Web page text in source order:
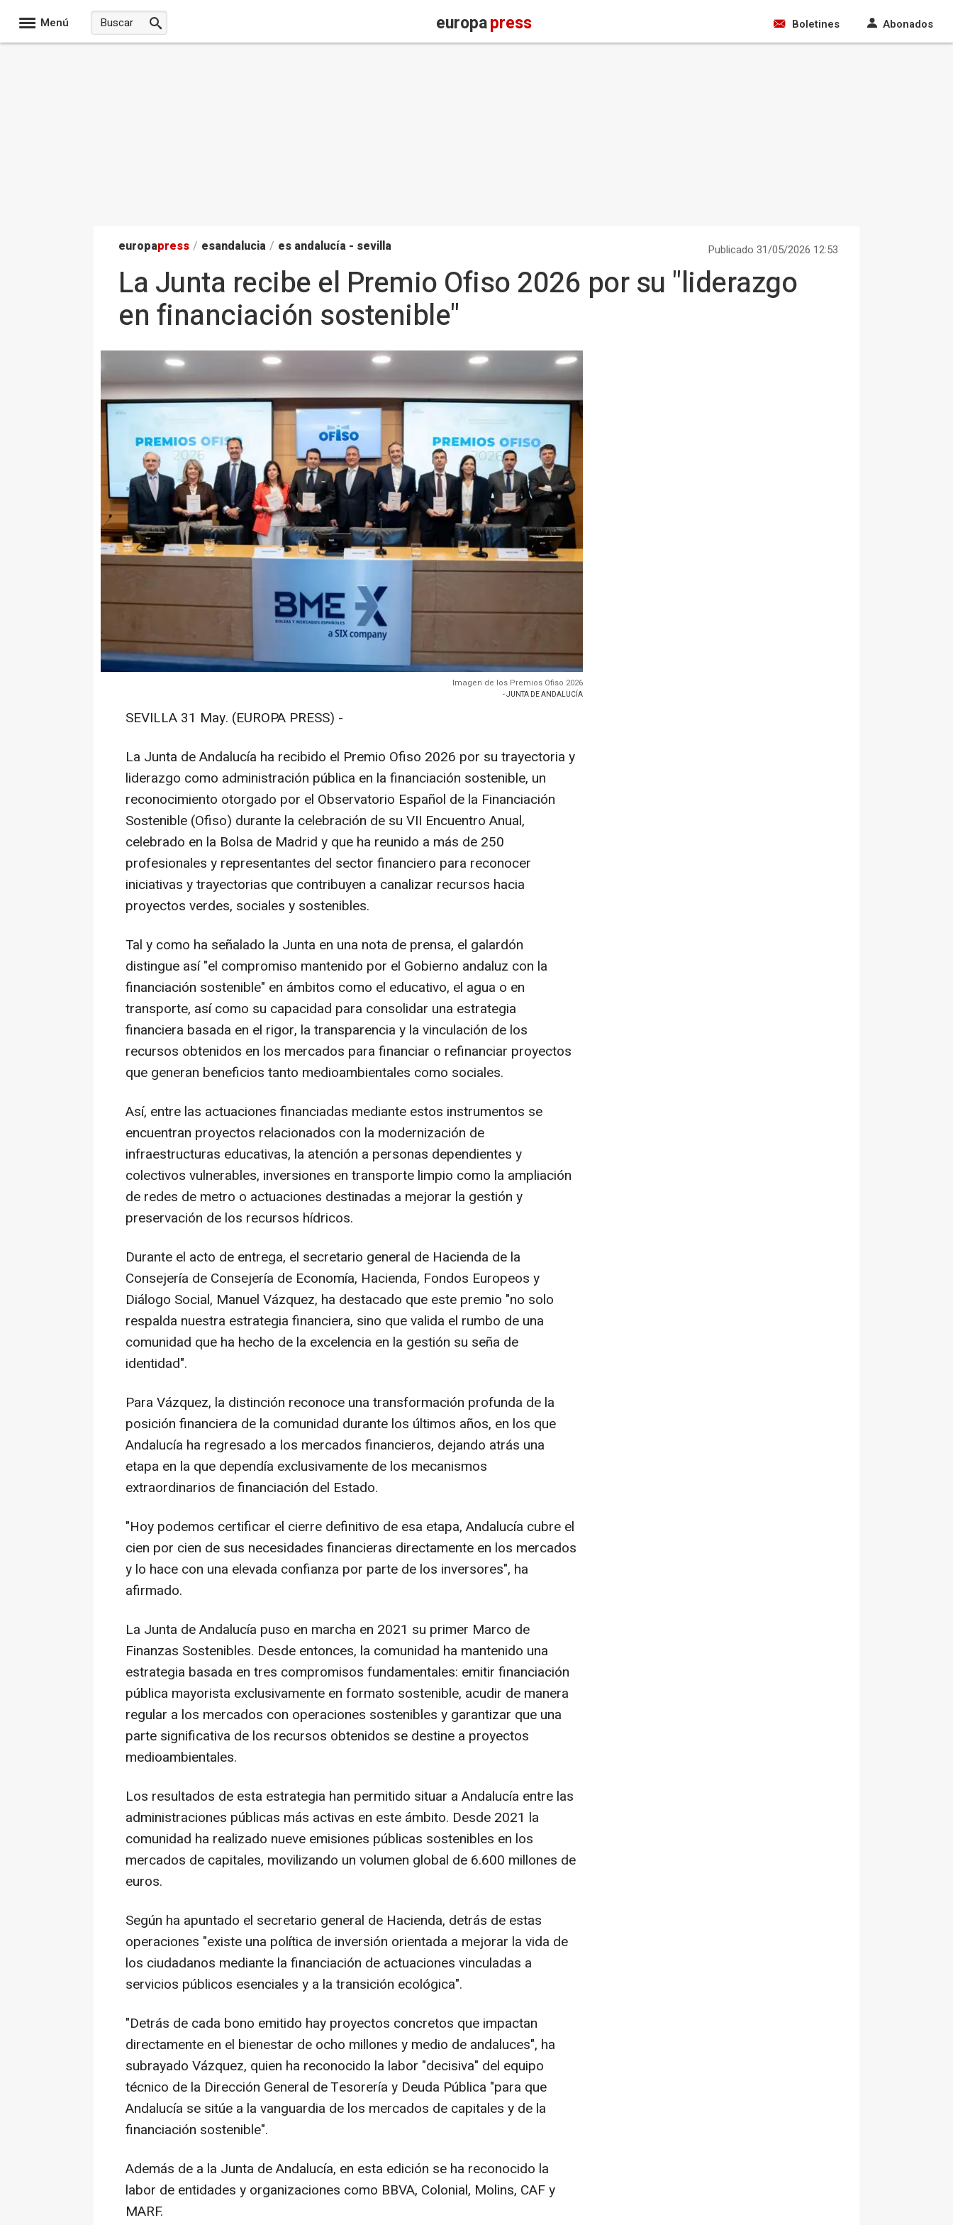
Menú europapress Boletines Abonados
europapress / esandalucia / es andalucía - sevilla Publicado 31/05/2026 12:53
La Junta recibe el Premio Ofiso 2026 por su "liderazgo
en financiación sostenible"
Imagen de los Premios Ofiso 2026
- JUNTA DE ANDALUCÍA
SEVILLA 31 May. (EUROPA PRESS) -
La Junta de Andalucía ha recibido el Premio Ofiso 2026 por su trayectoria y
liderazgo como administración pública en la financiación sostenible, un
reconocimiento otorgado por el Observatorio Español de la Financiación
Sostenible (Ofiso) durante la celebración de su VII Encuentro Anual,
celebrado en la Bolsa de Madrid y que ha reunido a más de 250
profesionales y representantes del sector financiero para reconocer
iniciativas y trayectorias que contribuyen a canalizar recursos hacia
proyectos verdes, sociales y sostenibles.
Tal y como ha señalado la Junta en una nota de prensa, el galardón
distingue así "el compromiso mantenido por el Gobierno andaluz con la
financiación sostenible" en ámbitos como el educativo, el agua o en
transporte, así como su capacidad para consolidar una estrategia
financiera basada en el rigor, la transparencia y la vinculación de los
recursos obtenidos en los mercados para financiar o refinanciar proyectos
que generan beneficios tanto medioambientales como sociales.
Así, entre las actuaciones financiadas mediante estos instrumentos se
encuentran proyectos relacionados con la modernización de
infraestructuras educativas, la atención a personas dependientes y
colectivos vulnerables, inversiones en transporte limpio como la ampliación
de redes de metro o actuaciones destinadas a mejorar la gestión y
preservación de los recursos hídricos.
Durante el acto de entrega, el secretario general de Hacienda de la
Consejería de Consejería de Economía, Hacienda, Fondos Europeos y
Diálogo Social, Manuel Vázquez, ha destacado que este premio "no solo
respalda nuestra estrategia financiera, sino que valida el rumbo de una
comunidad que ha hecho de la excelencia en la gestión su seña de
identidad".
Para Vázquez, la distinción reconoce una transformación profunda de la
posición financiera de la comunidad durante los últimos años, en los que
Andalucía ha regresado a los mercados financieros, dejando atrás una
etapa en la que dependía exclusivamente de los mecanismos
extraordinarios de financiación del Estado.
"Hoy podemos certificar el cierre definitivo de esa etapa, Andalucía cubre el
cien por cien de sus necesidades financieras directamente en los mercados
y lo hace con una elevada confianza por parte de los inversores", ha
afirmado.
La Junta de Andalucía puso en marcha en 2021 su primer Marco de
Finanzas Sostenibles. Desde entonces, la comunidad ha mantenido una
estrategia basada en tres compromisos fundamentales: emitir financiación
pública mayorista exclusivamente en formato sostenible, acudir de manera
regular a los mercados con operaciones sostenibles y garantizar que una
parte significativa de los recursos obtenidos se destine a proyectos
medioambientales.
Los resultados de esta estrategia han permitido situar a Andalucía entre las
administraciones públicas más activas en este ámbito. Desde 2021 la
comunidad ha realizado nueve emisiones públicas sostenibles en los
mercados de capitales, movilizando un volumen global de 6.600 millones de
euros.
Según ha apuntado el secretario general de Hacienda, detrás de estas
operaciones "existe una política de inversión orientada a mejorar la vida de
los ciudadanos mediante la financiación de actuaciones vinculadas a
servicios públicos esenciales y a la transición ecológica".
"Detrás de cada bono emitido hay proyectos concretos que impactan
directamente en el bienestar de ocho millones y medio de andaluces", ha
subrayado Vázquez, quien ha reconocido la labor "decisiva" del equipo
técnico de la Dirección General de Tesorería y Deuda Pública "para que
Andalucía se sitúe a la vanguardia de los mercados de capitales y de la
financiación sostenible".
Además de a la Junta de Andalucía, en esta edición se ha reconocido la
labor de entidades y organizaciones como BBVA, Colonial, Molins, CAF y
MARF.